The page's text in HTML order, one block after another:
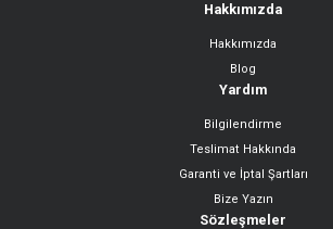
Gönder
Hakkımızda
Hakkımızda
Blog
Yardım
Bilgilendirme
Teslimat Hakkında
Garanti ve İptal Şartları
Bize Yazın
Sözleşmeler